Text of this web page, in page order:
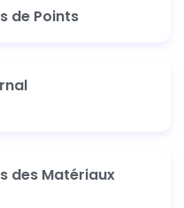
de Points
des Matériaux